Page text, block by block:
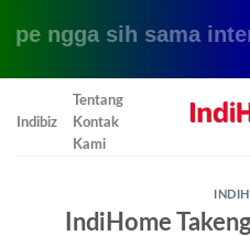
ngga sih sama
Indibiz
Tentang
Kontak
Kami
IndiHome